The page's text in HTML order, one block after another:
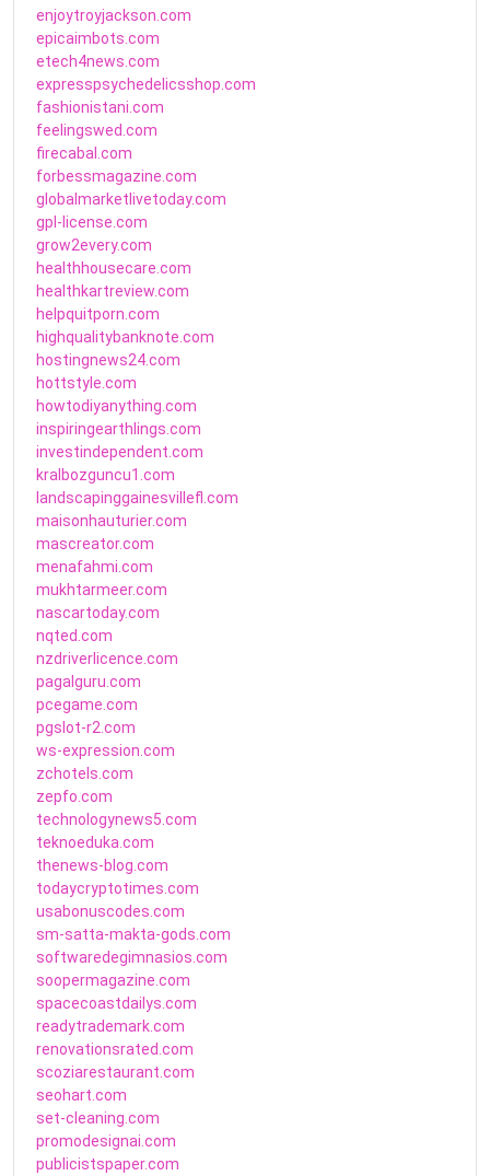
enjoytroyjackson.com
epicaimbots.com
etech4news.com
expresspsychedelicsshop.com
fashionistani.com
feelingswed.com
firecabal.com
forbessmagazine.com
globalmarketlivetoday.com
gpl-license.com
grow2every.com
healthhousecare.com
healthkartreview.com
helpquitporn.com
highqualitybanknote.com
hostingnews24.com
hottstyle.com
howtodiyanything.com
inspiringearthlings.com
investindependent.com
kralbozguncu1.com
landscapinggainesvillefl.com
maisonhauturier.com
mascreator.com
menafahmi.com
mukhtarmeer.com
nascartoday.com
nqted.com
nzdriverlicence.com
pagalguru.com
pcegame.com
pgslot-r2.com
ws-expression.com
zchotels.com
zepfo.com
technologynews5.com
teknoeduka.com
thenews-blog.com
todaycryptotimes.com
usabonuscodes.com
sm-satta-makta-gods.com
softwaredegimnasios.com
soopermagazine.com
spacecoastdailys.com
readytrademark.com
renovationsrated.com
scoziarestaurant.com
seohart.com
set-cleaning.com
promodesignai.com
publicistspaper.com